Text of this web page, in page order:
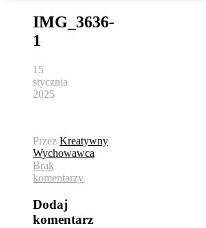
IMG_3636-
1
15
stycznia
2025
Przez Kreatywny
Wychowawca
Brak
komentarzy
Dodaj
komentarz